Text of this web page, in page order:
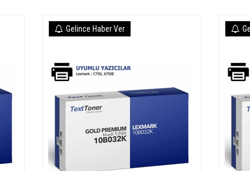
Gelince Haber Ver